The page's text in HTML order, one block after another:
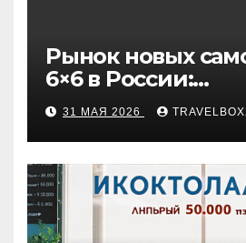
Рынок новых
6×6 в России:
характеристики
31 МАЯ 2026